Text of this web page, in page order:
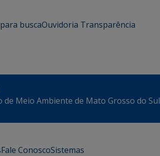
buscaOuvidoria Transparência
Meio Ambiente de Mato Grosso do Sul
Fale ConoscoSistemas